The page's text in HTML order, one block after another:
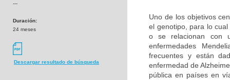
---
Duración:
24 meses
Descargar resultado de búsqueda
Uno de los objetivos
el genotipo, para lo
o se relacionan con
enfermedades
frecuentes y están
enfermedad de
pública en países en